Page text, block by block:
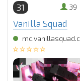
31 39
Vanilla Squad